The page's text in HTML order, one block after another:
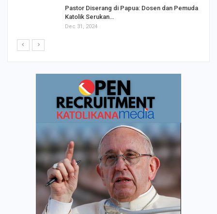
Pastor Diserang di Papua: Dosen dan Pemuda
Katolik Serukan…
Dec 31, 2024